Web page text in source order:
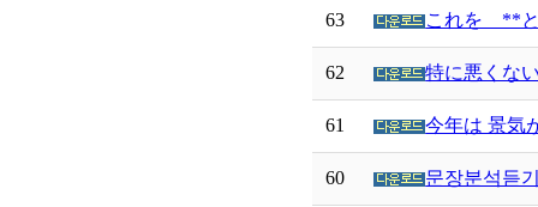
63 これを **と
62 特に悪くな
61 今年は 景気
60 문장분석듣